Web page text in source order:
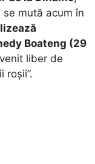
mută acum în
Boateng (29
liber de
roșii”.